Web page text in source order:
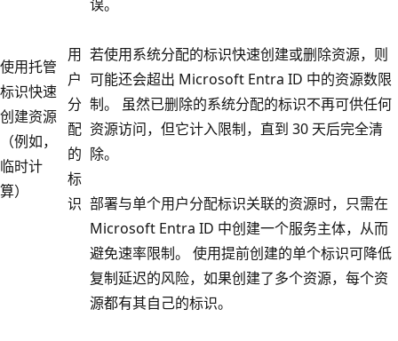
使用托管
标识快速
创建资源
（例如，
临时计
算）
用
户
分
配
的
标
识
误。
若使用系统分配的标识快速创建或删除资源，则
可能还会超出 Microsoft Entra ID 中的资源数限
制。 虽然已删除的系统分配的标识不再可供任何
资源访问，但它计入限制，直到 30 天后完全清
除。
部署与单个用户分配标识关联的资源时，只需在
Microsoft Entra ID 中创建一个服务主体，从而
避免速率限制。 使用提前创建的单个标识可降低
复制延迟的风险，如果创建了多个资源，每个资
源都有其自己的标识。